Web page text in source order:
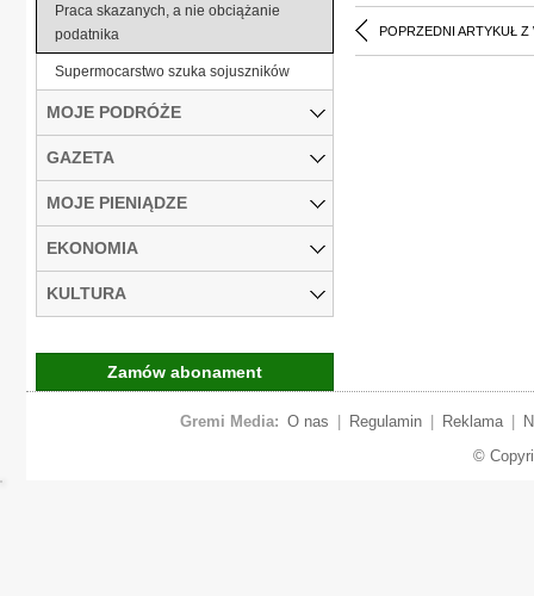
POPRZEDNI ARTYKUŁ Z
Praca skazanych, a nie obciążanie
podatnika
Supermocarstwo szuka sojuszników
MOJE PODRÓŻE
GAZETA
MOJE PIENIĄDZE
EKONOMIA
KULTURA
Zamów abonament
Gremi Media: O nas Regulamin Reklama
©